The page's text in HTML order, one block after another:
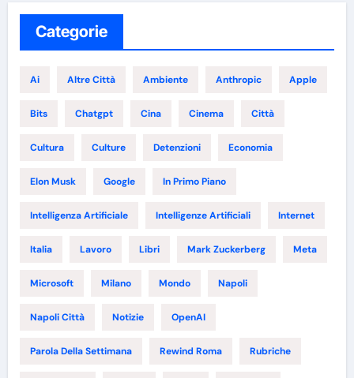
Categorie
Ai Altre Città Ambiente Anthropic Apple
Bits Chatgpt Cina Cinema Città
Cultura Culture Detenzioni Economia
Elon Musk Google In Primo Piano
Intelligenza Artificiale Intelligenze Artificiali Internet
Italia Lavoro Libri Mark Zuckerberg Meta
Microsoft Milano Mondo Napoli
Napoli Città Notizie OpenAI
Parola Della Settimana Rewind Roma Rubriche